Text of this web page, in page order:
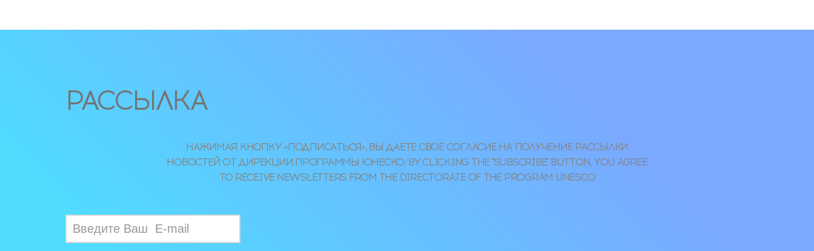
РАССЫЛКА
НАЖИМАЯ КНОПКУ «ПОДПИСАТЬСЯ», ВЫ ДАЕТЕ СВОЁ СОГЛАСИЕ НА ПОЛУЧЕНИЕ РАССЫЛКИ
НОВОСТЕЙ ОТ ДИРЕКЦИИ ПРОГРАММЫ ЮНЕСКО/BY CLICKING THE "SUBSCRIBE" BUTTON, YOU AGREE
TO RECEIVE NEWSLETTERS FROM THE DIRECTORATE OF THE PROGRAM UNESCO